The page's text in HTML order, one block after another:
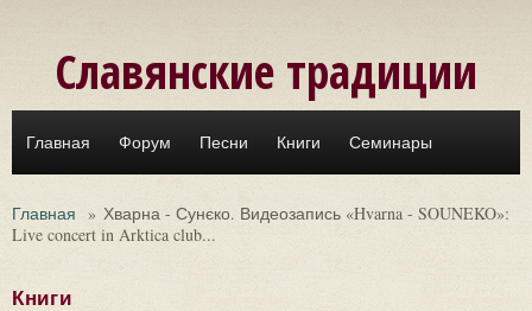
Славянские традиции
Главная Форум Песни Книги Семинары
Главная » Хварна - Сунєко. Видеозапись «Hvarna - SOUNEKO»:
Live concert in Arktica club...
Книги